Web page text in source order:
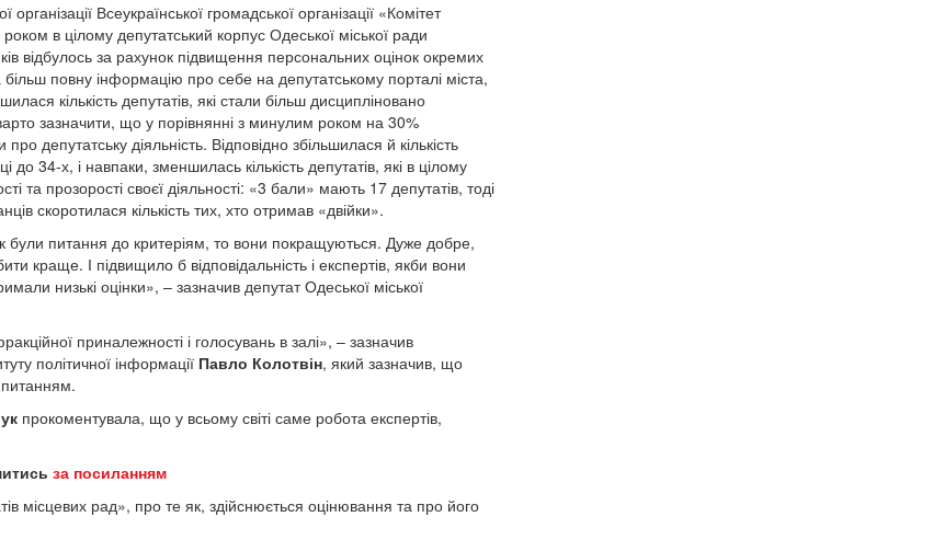
Всеукраїнської громадської організації «Комітет
в цілому депутатський корпус Одеської міської ради
відбулось за рахунок підвищення персональних оцінок окремих
більш повну інформацію про себе на депутатському порталі міста,
кількість депутатів, які стали більш дисципліновано
зазначити, що у порівнянні з минулим роком на 30%
депутатську діяльність. Відповідно збільшилася й кількість
34-х, і навпаки, зменшилась кількість депутатів, які в цілому
та прозорості своєї діяльності: «3 бали» мають 17 депутатів, тоді
скоротилася кількість тих, хто отримав «двійки».
були питання до критеріям, то вони покращуються. Дуже добре,
краще. І підвищило б відповідальність і експертів, якби вони
низькі оцінки», – зазначив депутат Одеської міської
приналежності і голосувань в залі», – зазначив
політичної інформації Павло Колотвін, який зазначив, що
прокоментувала, що у всьому світі саме робота експертів,
за посиланням
місцевих рад», про те як, здійснюється оцінювання та про його